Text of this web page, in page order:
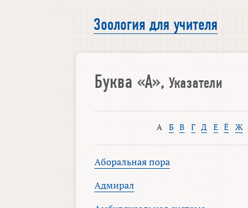
Зоология для учителя
Буква «А»,Указатели
А Б В Г Д Е Ё Ж
Аборальная пора
Адмирал